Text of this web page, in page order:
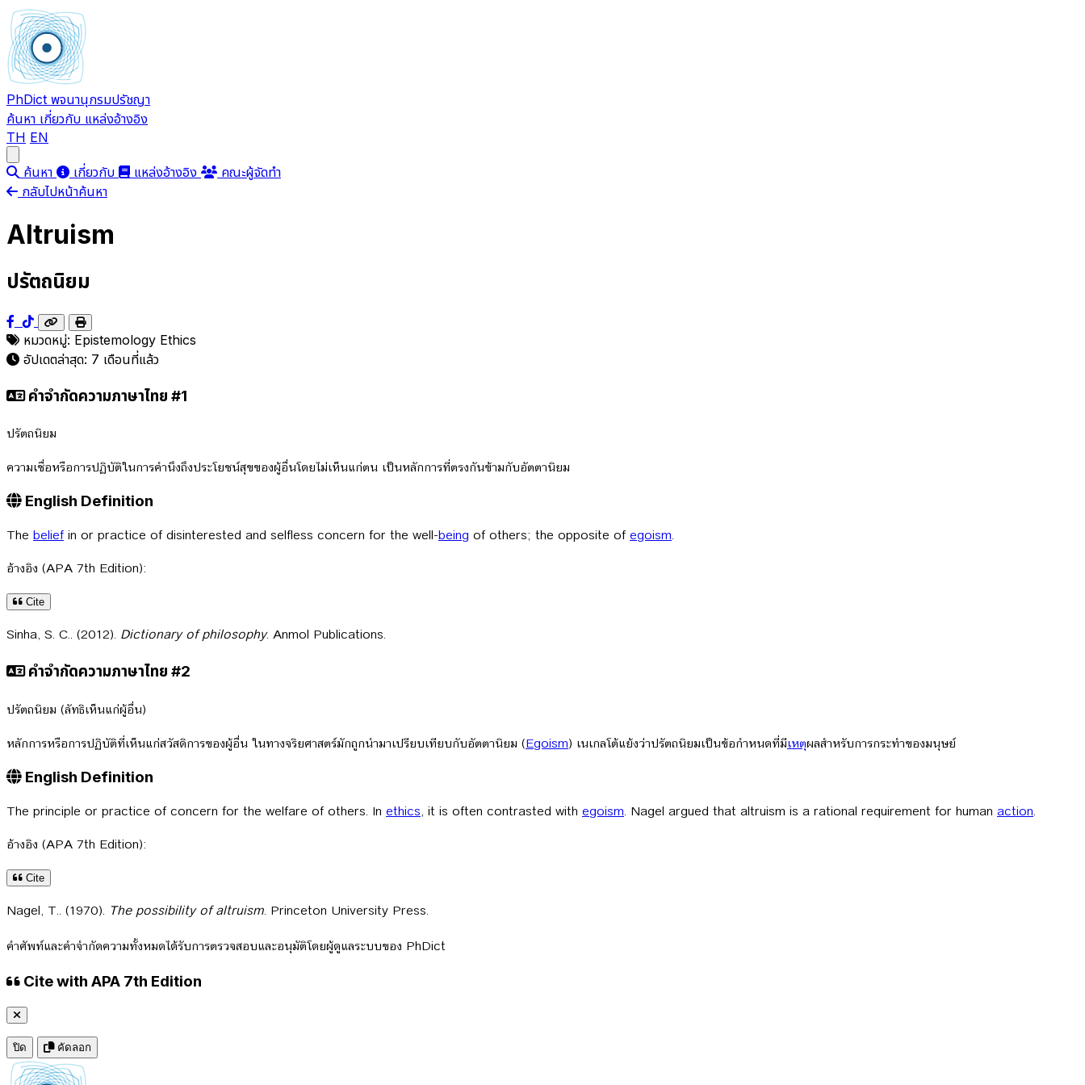
PhDict พจนานุกรมปรัชญา
ค้นหา เกี่ยวกับ แหล่งอ้างอิง
TH EN
ค้นหา เกี่ยวกับ แหล่งอ้างอิง
คณะผู้จัดทำ
กลับไปหน้าค้นหา
Altruism
ปรัตถนิยม
หมวดหมู่: Epistemology Ethics
อัปเดตล่าสุด: 7 เดือนที่แล้ว
คำจำกัดความภาษาไทย #1
ปรัตถนิยม
ความเชื่อหรือการปฏิบัติในการคำนึงถึงประโยชน์สุขของผู้อื่นโดยไม่เห็นแก่ตน เป็นหลักการที่ตรงกันข้ามกับอัตตานิยม
English Definition
The beliefin or practice of disinterested and selfless concern for the well-being of others; the opposite ofegoism.
อ้างอิง (APA 7th Edition):
Cite
Sinha, S. C.. (2012). Dictionary of philosophy. Anmol Publications.
คำจำกัดความภาษาไทย #2
ปรัตถนิยม (ลัทธิเห็นแก่ผู้อื่น)
หลักการหรือการปฏิบัติที่เห็นแก่สวัสดิการของผู้อื่น ในทางจริยศาสตร์มักถูกนำมาเปรียบเทียบกับอัตตานิยม (Egoism) เนเกลโต้แย้งว่าปรัตถนิยมเป็นข้อกำหนดที่มีเหตุผลสำหรับการกระทำของมนุษย์
English Definition
The principle or practice of concern for the welfare of others. In ethics, it is often contrasted with egoism. Nagel argued that altruism is a rational requirement for human action.
อ้างอิง (APA 7th Edition):
Cite
Nagel, T.. (1970). The possibility of altruism. Princeton University Press.
คำศัพท์และคำจำกัดความทั้งหมดได้รับการตรวจสอบและอนุมัติโดยผู้ดูแลระบบของ PhDict
Cite with APA 7th Edition
ปิด คัดลอก